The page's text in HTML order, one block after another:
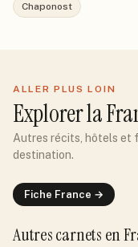
Chaponost
ALLER PLUS LOIN
Explorerla
Autres récits, hôtels et
destination.
Fiche France →
Autres carnets en